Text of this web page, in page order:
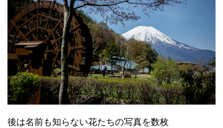
後は名前も知らない花たちの写真を数枚